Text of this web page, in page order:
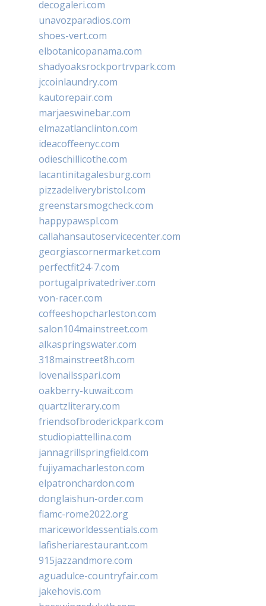
decogaleri.com
unavozparadios.com
shoes-vert.com
elbotanicopanama.com
shadyoaksrockportrvpark.com
jccoinlaundry.com
kautorepair.com
marjaeswinebar.com
elmazatlanclinton.com
ideacoffeenyc.com
odieschillicothe.com
lacantinitagalesburg.com
pizzadeliverybristol.com
greenstarsmogcheck.com
happypawspl.com
callahansautoservicecenter.com
georgiascornermarket.com
perfectfit24-7.com
portugalprivatedriver.com
von-racer.com
coffeeshopcharleston.com
salon104mainstreet.com
alkaspringswater.com
318mainstreet8h.com
lovenailsspari.com
oakberry-kuwait.com
quartzliterary.com
friendsofbroderickpark.com
studiopiattellina.com
jannagrillspringfield.com
fujiyamacharleston.com
elpatronchardon.com
donglaishun-order.com
fiamc-rome2022.org
mariceworldessentials.com
lafisheriarestaurant.com
915jazzandmore.com
aguadulce-countryfair.com
jakehovis.com